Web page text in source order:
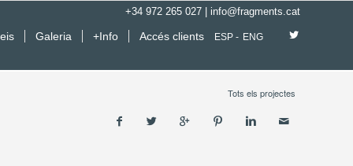
+34 972 265 027 info@fragments.cat
Galeria +Info Accés clients ESP ENG
Tots els projectes